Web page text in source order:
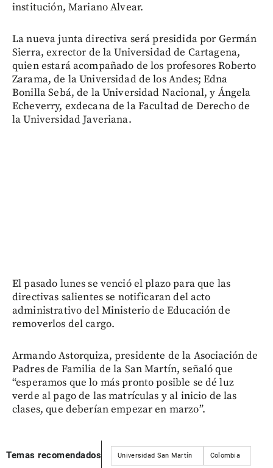
institución, Mariano Alvear.
La nueva junta directiva será presidida por Germán
Sierra, exrector de la Universidad de Cartagena,
quien estará acompañado de los profesores Roberto
Zarama, de la Universidad de los Andes; Edna
Bonilla Sebá, de la Universidad Nacional, y Ángela
Echeverry, exdecana de la Facultad de Derecho de
la Universidad Javeriana.
El pasado lunes se venció el plazo para que las
directivas salientes se notificaran del acto
administrativo del Ministerio de Educación de
removerlos del cargo.
Armando Astorquiza, presidente de la Asociación de
Padres de Familia de la San Martín, señaló que
“esperamos que lo más pronto posible se dé luz
verde al pago de las matrículas y al inicio de las
clases, que deberían empezar en marzo”.
Temas recomendados Universidad San Martín Colombia